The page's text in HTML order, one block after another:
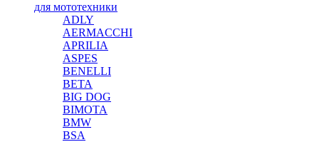
для мототехники
ADLY
AERMACCHI
APRILIA
ASPES
BENELLI
BETA
BIG DOG
BIMOTA
BMW
BSA